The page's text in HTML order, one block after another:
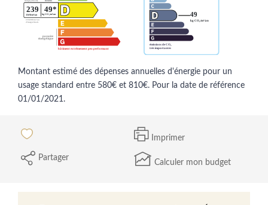
Montant estimé des dépenses annuelles d'énergie pour un
usage standard entre 580€ et 810€. Pour la date de référence
01/01/2021.
Imprimer
Partager
Calculer mon budget